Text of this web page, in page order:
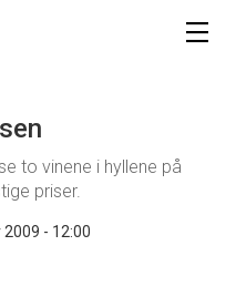
to vinene i hyllene på
priser.
- 12:00